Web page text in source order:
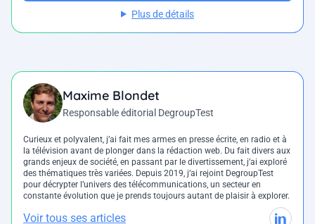
Plus de détails
Maxime Blondet
Responsable éditorial DegroupTest
Curieux et polyvalent, j’ai fait mes armes en presse écrite, en radio et à
la télévision avant de plonger dans la rédaction web. Du fait divers aux
grands enjeux de société, en passant par le divertissement, j’ai exploré
des thématiques très variées. Depuis 2019, j’ai rejoint DegroupTest
pour décrypter l’univers des télécommunications, un secteur en
constante évolution que je prends toujours autant de plaisir à explorer.
Voir tous ses articles